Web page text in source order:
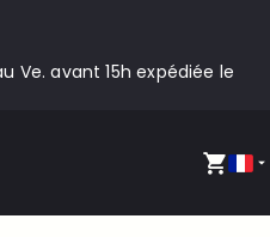
Ve. avant 15h expédiée le